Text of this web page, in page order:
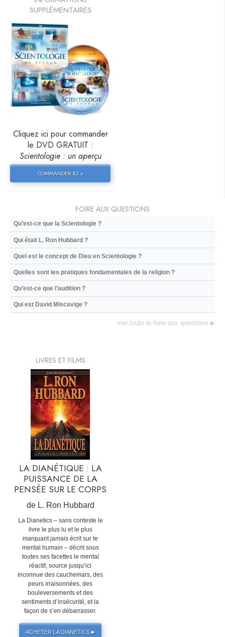
SUPPLÉMENTAIRES
Cliquez ici pour commander
le DVD GRATUIT :
Scientologie : un aperçu
COMMANDER ICI »
FOIRE AUX QUESTIONS
Qu’est-ce que la Scientologie ?
Qui était L. Ron Hubbard ?
Quel est le concept de Dieu en Scientologie ?
Quelles sont les pratiques fondamentales de la religion ?
Qu’est-ce que l’audition ?
Qui est David Miscavige ?
voir toute la foire aux questions ▶
LIVRES ET FILMS
LA DIANÉTIQUE : LA
PUISSANCE DE LA
PENSÉE SUR LE CORPS
de L. Ron Hubbard
La Dianetics – sans conteste le
livre le plus lu et le plus
marquant jamais écrit sur le
mental humain – décrit sous
toutes ses facettes le mental
réactif, source jusqu’ici
inconnue des cauchemars, des
peurs irraisonnées, des
bouleversements et des
sentiments d’insécurité, et la
façon de s’en débarrasser.
ACHETER LA DIANETICS ▶